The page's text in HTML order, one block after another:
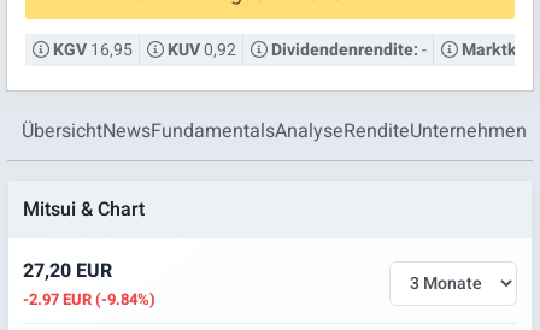
KGV16,95 KUV0,92 Dividendenrendite:-
ÜbersichtNewsFundamentalsAnalyseRenditeUnternehmen
Mitsui & Chart
27,20 EUR
-2.97 EUR (-9.84%)